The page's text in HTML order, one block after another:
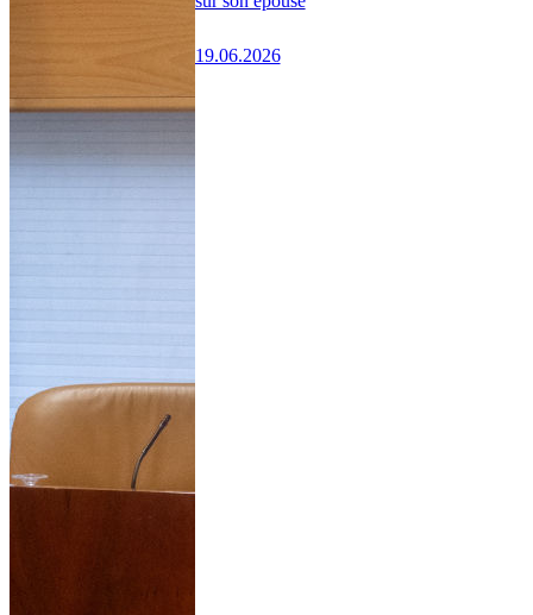
19.06.2026